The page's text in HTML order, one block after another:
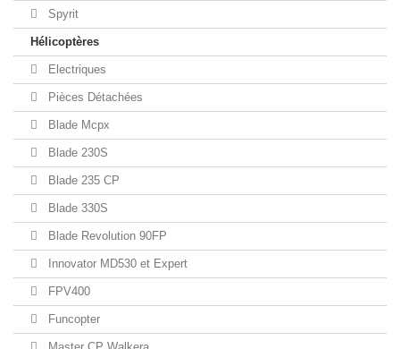
Spyrit
Hélicoptères
Electriques
Pièces Détachées
Blade Mcpx
Blade 230S
Blade 235 CP
Blade 330S
Blade Revolution 90FP
Innovator MD530 et Expert
FPV400
Funcopter